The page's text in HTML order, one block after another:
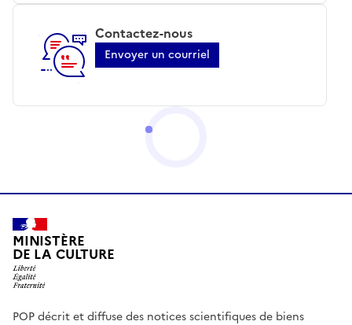
Contactez-nous
Envoyer un courriel
MINISTÈRE
DE LA CULTURE
POP décrit et diffuse des notices scientifiques de biens